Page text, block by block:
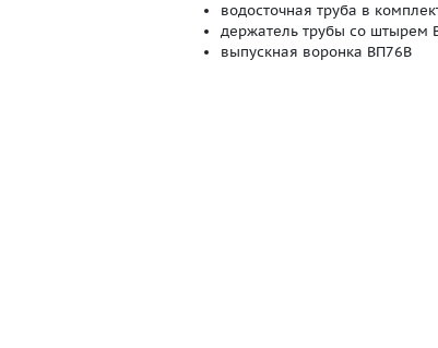
водосточная труба в
держатель трубы со штырем
выпускная воронка ВП76В